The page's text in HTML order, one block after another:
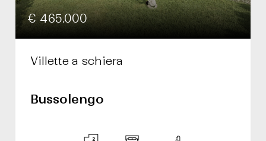
€ 465.000
Villette a schiera
Bussolengo